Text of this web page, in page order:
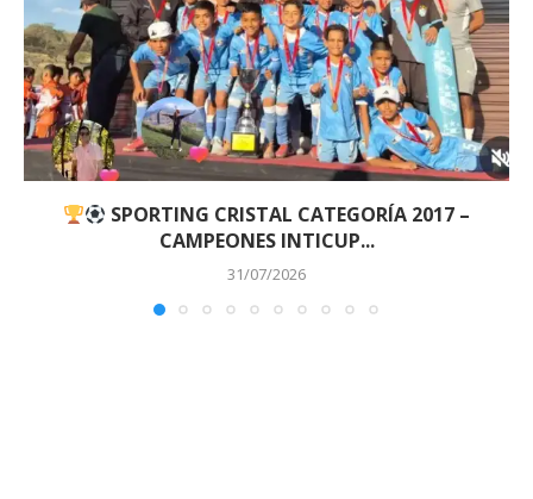
SPORTING CRISTAL CATEGORÍA 2017 –
CAMPEONES INTICUP...
31/07/2026